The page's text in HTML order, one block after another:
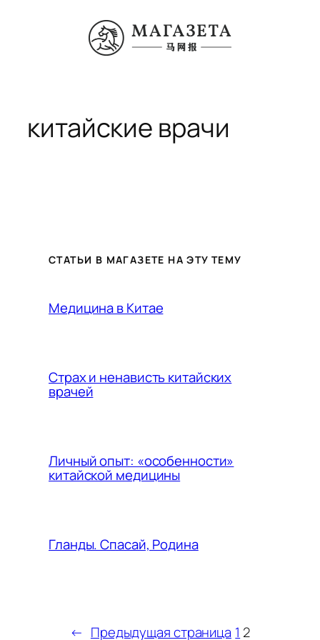
содержимому
китайские врачи
СТАТЬИ В МАГАЗЕТЕ НА ЭТУ ТЕМУ
Медицина в Китае
Страх и ненависть китайских
врачей
Личный опыт: «особенности»
китайской медицины
Гланды. Спасай, Родина
← Предыдущая страница 1 2